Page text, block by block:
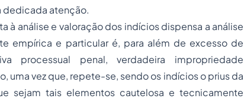
dedicada atenção.
à análise e valoração dos indícios dispensa a análise
empírica e particular é, para além de excesso de
processual penal, verdadeira impropriedade
uma vez que, repete-se, sendo os indícios opriusda
sejam tais elementos cautelosa e tecnicamente